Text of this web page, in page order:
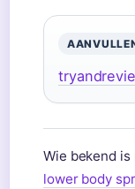
Wie bekend
lower body